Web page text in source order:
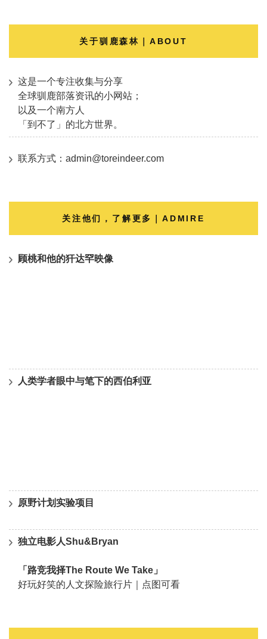
关于驯鹿森林｜ABOUT
这是一个专注收集与分享
全球驯鹿部落资讯的小网站；
以及一个南方人
「到不了」的北方世界。
联系方式：admin@toreindeer.com
关注他们，了解更多｜ADMIRE
顾桃和他的犴达罕映像
人类学者眼中与笔下的西伯利亚
原野计划实验项目
独立电影人Shu&Bryan
「路竞我择The Route We Take」
好玩好笑的人文探险旅行片｜点图可看